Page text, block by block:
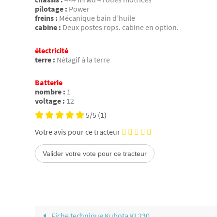
pilotage : Power
freins : Mécanique bain d’huile
cabine : Deux postes rops. cabine en option.
électricité
terre : Nétagif à la terre
Batterie
nombre : 1
voltage : 12
5/5 (1)
Votre avis pour ce tracteur